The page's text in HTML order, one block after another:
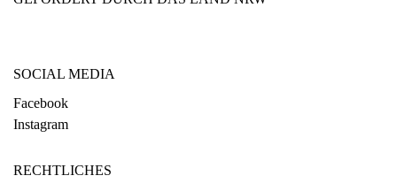
SOCIAL MEDIA
Facebook
Instagram
RECHTLICHES